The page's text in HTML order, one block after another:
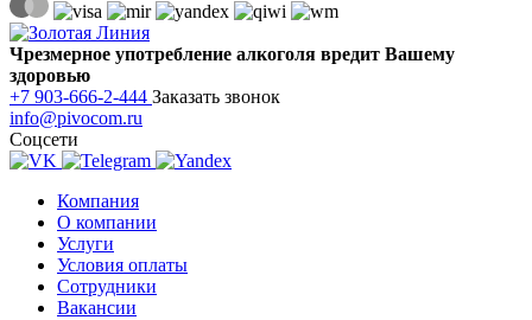
Чрезмерное употребление алкоголя вредит Вашему
здоровью
+7 903-666-2-444 Заказать звонок
info@pivocom.ru
Соцсети
Компания
О компании
Услуги
Условия оплаты
Сотрудники
Вакансии